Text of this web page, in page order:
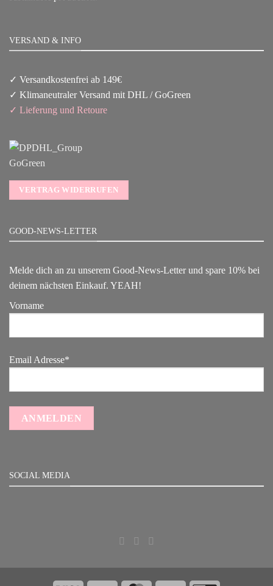
VERSAND & INFO
✓ Versandkostenfrei ab 149€
✓ Klimaneutraler Versand mit DHL / GoGreen
✓ Lieferung und Retoure
VERTRAG WIDERRUFEN
GOOD-NEWS-LETTER
Melde dich an zu unserem Good-News-Letter und spare 10% bei
deinem nächsten Einkauf. YEAH!
Vorname
Email Adresse*
SOCIAL MEDIA